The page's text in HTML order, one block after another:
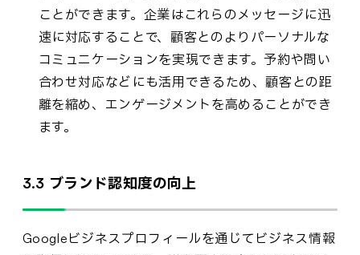
ことができます。企業はこれらのメッセージに迅
速に対応することで、顧客とのよりパーソナルな
コミュニケーションを実現できます。予約や問い
合わせ対応などにも活用できるため、顧客との距
離を縮め、エンゲージメントを高めることができ
ます。
3.3 ブランド認知度の向上
Googleビジネスプロフィールを通じてビジネス情報